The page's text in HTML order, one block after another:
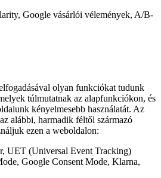
Google vásárlói vélemények, A/B-
olyan funkciókat tudunk
túlmutatnak az alapfunkciókon, és
kényelmesebb használatát. Az
alábbi, harmadik féltől származó
ezen a weboldalon:
UET (Universal Event Tracking)
Google Consent Mode, Klarna,